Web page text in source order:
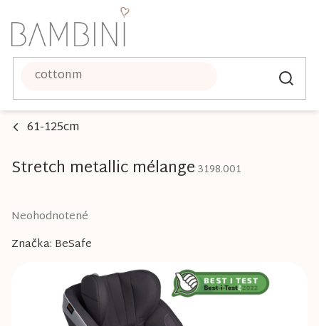
na
obsah
61-125cm
Stretch metallic mélange 3198.001
Priemerné
produktu
Neohodnotené
Značka: BeSafe